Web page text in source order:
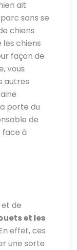
ait
sans se
chiens
chiens
façon de
vous
autres
porte du
de
face à
et de
et les
effet, ces
une sorte